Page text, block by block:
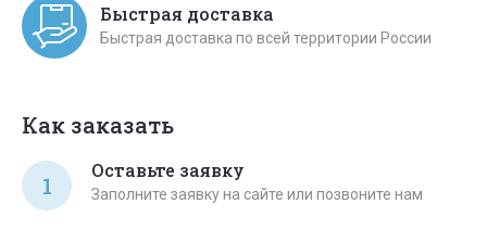
Быстрая доставка
Быстрая доставка по всей территории России
Как заказать
1
Оставьте заявку
Заполните заявку на сайте или позвоните нам